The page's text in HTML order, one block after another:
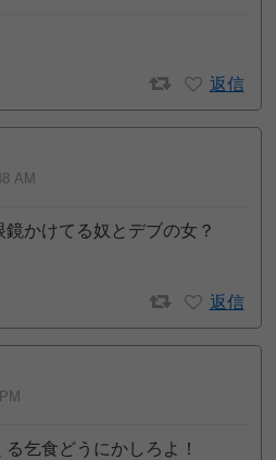
返信
AM
かけてる奴とデブの女？
返信
乞食どうにかしろよ！